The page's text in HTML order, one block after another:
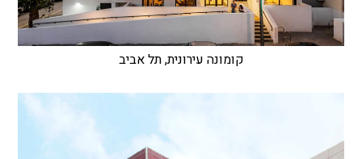
קומונה עירונית, תל אביב